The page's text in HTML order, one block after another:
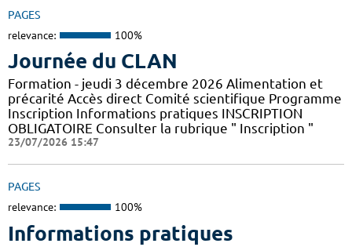
PAGES
relevance: 100%
Journée du CLAN
Formation - jeudi 3 décembre 2026 Alimentation et
précarité Accès direct Comité scientifique Programme
Inscription Informations pratiques ​INSCRIPTION
OBLIGATOIRE Consulter la rubrique " Inscription "
23/07/2026 15:47
PAGES
relevance: 100%
Informations pratiques